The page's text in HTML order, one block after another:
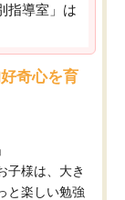
指導室」は
奇心を育
子様は、大き
と楽しい勉強